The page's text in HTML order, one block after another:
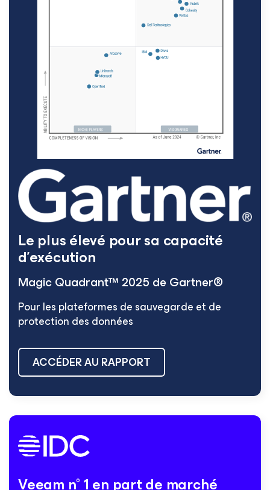
Le plus élevé pour sa capacité
d’exécution
Magic Quadrant™ 2025 de Gartner®
Pour les plateformes de sauvegarde et de
protection des données
ACCÉDER AU RAPPORT
Veeam n° 1 en part de marché